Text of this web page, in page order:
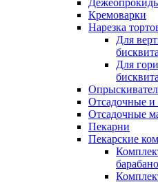
Кремоварки
Нарезка
Для
бисквита
Для
бисквита
Отсадочные
Отсадочные
Пекарни
Пекарские